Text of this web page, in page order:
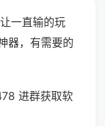
一直输的玩
器，有需要的
进群获取软